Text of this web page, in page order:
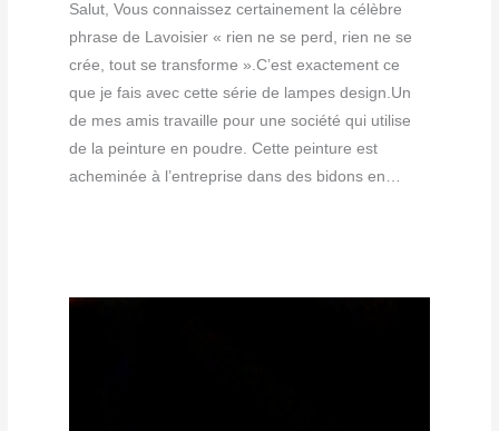
Salut, Vous connaissez certainement la célèbre
phrase de Lavoisier « rien ne se perd, rien ne se
crée, tout se transforme ».C’est exactement ce
que je fais avec cette série de lampes design.Un
de mes amis travaille pour une société qui utilise
de la peinture en poudre. Cette peinture est
acheminée à l’entreprise dans des bidons en…